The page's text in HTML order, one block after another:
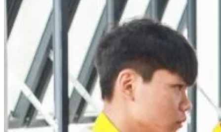
Kỹ Thuật Viên Điện Tử Chuyên Ngành Điện – Điện
Lạnh Dân Dụng
Ngành Khác
Quản Trị & Phát Triển Doanh Nghiệp
Giám Đốc Nhân Sự Chuyên Nghiệp
Quản Lý Cấp Trung Chuyên Nghiệp
Công Nghệ Thông Tin
Chuyên Viên Quản Trị Vận Hành Hệ Thống
An Ninh Mạng (Network Security)
Chuyên Viên Quản Trị Hệ Thống Và An Ninh
Mạng
Quản Trị Hệ Thống Linux
Quản Trị Vận Hành Microsoft Azure
Data Analyst (Phân Tích Dữ Liệu)